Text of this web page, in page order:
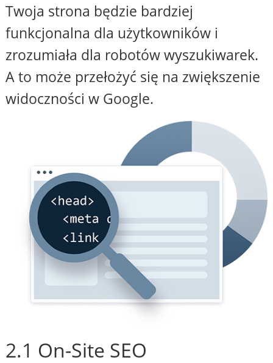
Twoja strona będzie bardziej
funkcjonalna dla użytkowników i
zrozumiała dla robotów wyszukiwarek.
A to może przełożyć się na zwiększenie
widoczności w Google.
2.1 On-Site SEO